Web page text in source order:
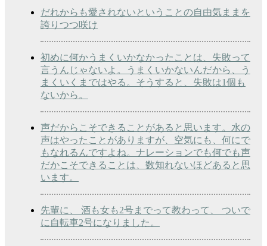
だれからも愛されないということの自由気ままを
誇りつつ咲け
初めに何かうまくいかなかったことは、失敗って
言うんじゃないよ。うまくいかないんだから、う
まくいくまではやる。そうすると、失敗は1個も
ないから。
声だからこそできることがあると思います。水の
声はやったことがありますが、空気にも、何にで
もなれるんですよね。ナレーションでも何でも声
だかこそできることは、数知れないほどあると思
います。
先輩に、 酒も女も2号までって教わって、 ついで
に自転車2号になりました。